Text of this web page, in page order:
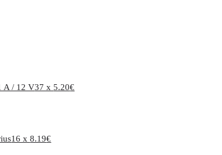
A / 12 V37 x 5.20€
16 x8.19€